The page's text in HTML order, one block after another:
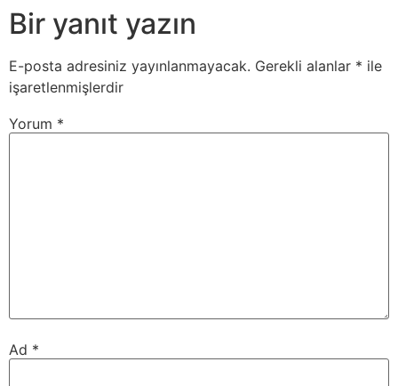
Bir yanıt yazın
E-posta adresiniz yayınlanmayacak. Gerekli alanlar * ile
işaretlenmişlerdir
Yorum *
Ad *